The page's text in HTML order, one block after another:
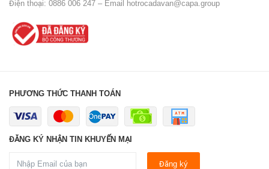
Điện thoại: 0886 006 247 – Email
hotrocadavan@capa.group
PHƯƠNG THỨC THANH TOÁN
ĐĂNG KÝ NHẬN TIN KHUYẾN MẠI
Đăng ký